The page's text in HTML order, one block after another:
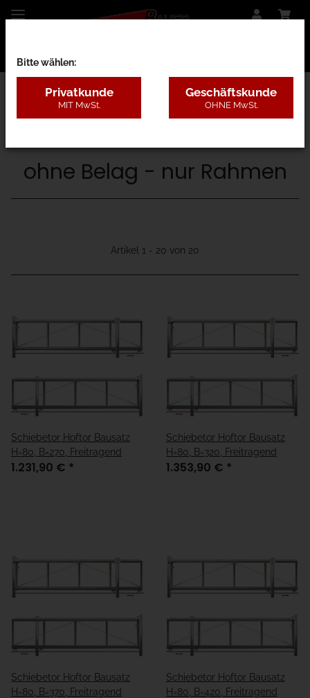
30A - ohne Antrieb
ohne Belag - nur Rahmen
Artikel 1 - 20 von 20
Schiebetor Hoftor Bausatz
H=80, B=270, Freitragend
1.231,90 € *
Schiebetor Hoftor Bausatz
H=80, B=320, Freitragend
1.353,90 € *
Schiebetor Hoftor Bausatz
H=80, B=370, Freitragend
Schiebetor Hoftor Bausatz
H=80, B=420, Freitragend
Bitte wählen:
Privatkunde
MIT MwSt.
Geschäftskunde
OHNE MwSt.